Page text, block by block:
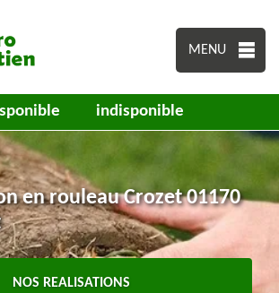
MENU
indisponible
en rouleau Crozet 01170
NOS REALISATIONS